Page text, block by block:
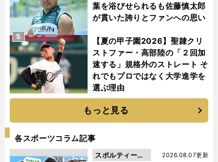
葉を浴びせられるも佐藤慎太郎
が貫いた誇りとファンへの思い
【夏の甲子園2026】聖隷クリ
ストファー・高部陸の「２回加
速する」規格外のストレート そ
れでもプロではなく大学進学を
選ぶ理由
5
もっと見る
各スポーツコラム記事
2026.08.07更新
スポルティーバ